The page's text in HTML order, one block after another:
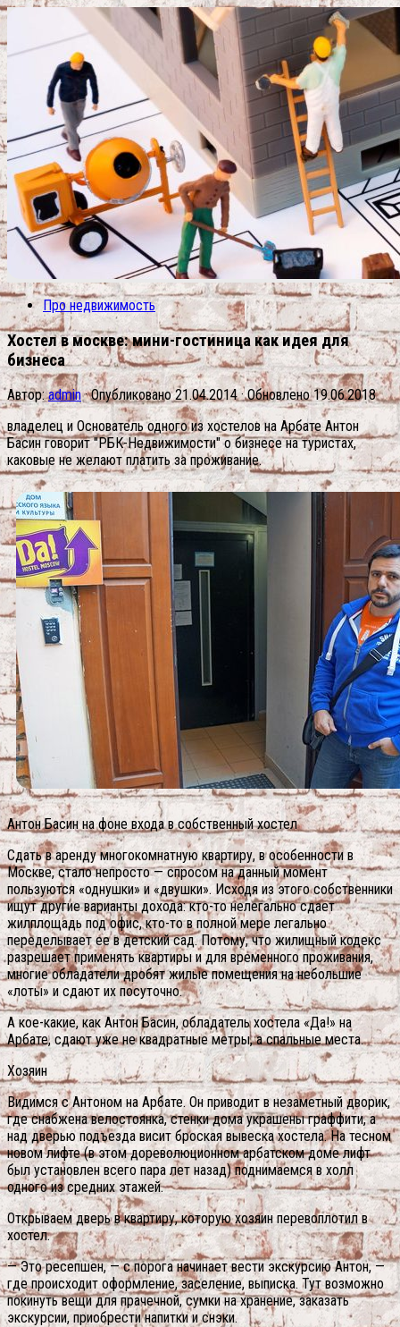
Про недвижимость
Хостел в москве: мини-гостиница как идея для
бизнеса
Автор:admin · Опубликовано21.04.2014· Обновлено19.06.2018
владелец и Основатель одного из хостелов на Арбате Антон
Басин говорит "РБК-Недвижимости" о бизнесе на туристах,
каковые не желают платить за проживание.
Антон Басин на фоне входа в собственный хостел
Сдать в аренду многокомнатную квартиру, в особенности в
Москве, стало непросто — спросом на данный момент
пользуются «однушки» и «двушки». Исходя из этого собственники
ищут другие варианты дохода: кто-то нелегально сдает
жилплощадь под офис, кто-то в полной мере легально
переделывает ее в детский сад. Потому, что жилищный кодекс
разрешает применять квартиры и для временного проживания,
многие обладатели дробят жилые помещения на небольшие
«лоты» и сдают их посуточно.
А кое-какие, как Антон Басин, обладатель хостела «Да!» на
Арбате, сдают уже не квадратные метры, а спальные места.
Хозяин
Видимся с Антоном на Арбате. Он приводит в незаметный дворик,
где снабжена велостоянка, стенки дома украшены граффити, а
над дверью подъезда висит броская вывеска хостела. На тесном
новом лифте (в этом дореволюционном арбатском доме лифт
был установлен всего пара лет назад) поднимаемся в холл
одного из средних этажей.
Открываем дверь в квартиру, которую хозяин перевоплотил в
хостел.
— Это ресепшен, — с порога начинает вести экскурсию Антон, —
где происходит оформление, заселение, выписка. Тут возможно
покинуть вещи для прачечной, сумки на хранение, заказать
экскурсии, приобрести напитки и снэки.